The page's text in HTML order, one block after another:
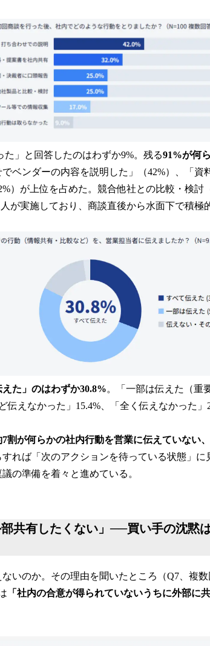
」と回答したのはわずか9%。残る91%が何
ベンダーの内容を説明した」（42%）、「資
）が上位を占めた。競合他社との比較・検討
が実施しており、商談直後から水面下で積極
えた」のはわずか30.8%。「一部は伝えた（重
えなかった」15.4%、「全く伝えなかった」
割が何らかの社内行動を営業に伝えていない
れば「次のアクションを待っている状態」に
の準備を着々と進めている。
共有したくない」──買い手の沈黙
いのか。その理由を聞いたところ（Q7、複
「社内の合意が得られていないうちに外部に